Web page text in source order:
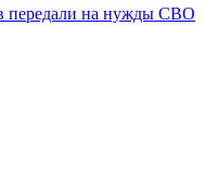
передали на нужды СВО